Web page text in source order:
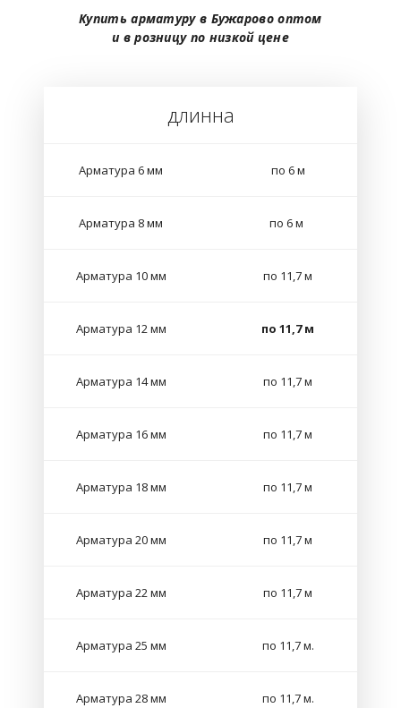
Купить арматуру в Бужаровооптом
и в розницу по низкой цене
длинна
Арматура 6 мм по 6 м
Арматура 8 мм по 6 м
Арматура 10 мм по 11,7 м
Арматура 12 мм по 11,7 м
Арматура 14 мм по 11,7 м
Арматура 16 мм по 11,7 м
Арматура 18 мм по 11,7 м
Арматура 20 мм по 11,7 м
Арматура 22 мм по 11,7 м
Арматура 25 мм по 11,7 м.
Арматура 28 мм по 11,7 м.